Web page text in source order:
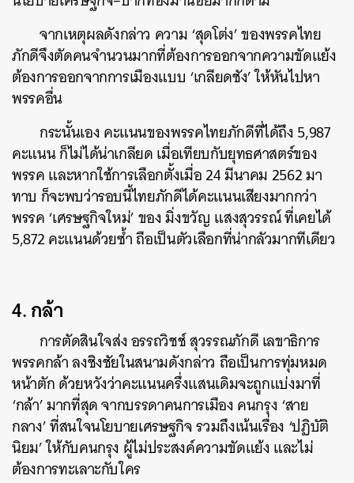
จากเหตุผลดังกล่าว ความ‘สุดโต่ง’ของพรรคไทย
ภักดีจึงตัดคนจำนวนมากที่ต้องการออกจากความขัดแย้ง
ต้องการออกจากการเมืองแบบ ‘เกลียดชัง’ให้หันไปหา
พรรคอื่น
กระนั้นเอง คะแนนของพรรคไทยภักดีที่ได้ถึง5,987
คะแนน ก็ไม่ได้น่าเกลียด เมื่อเทียบกับยุทธศาสตร์ของ
พรรค และหากใช้การเลือกตั้งเมื่อ24มีนาคม 2562มา
ทาบ ก็จะพบว่ารอบนี้ไทยภักดีได้คะแนนเสียงมากกว่า
พรรค‘เศรษฐกิจใหม่’ของ มิ่งขวัญ แสงสุวรรณ์ ที่เคยได้
5,872คะแนนด้วยซ้ำ ถือเป็นตัวเลือกที่น่ากลัวมากทีเดียว
4. กล้า
การตัดสินใจส่ง อรรถวิชช์ สุวรรณภักดี เลขาธิการ
พรรคกล้า ลงชิงชัยในสนามดังกล่าว ถือเป็นการทุ่มหมด
หน้าตัก ด้วยหวังว่าคะแนนครึ่งแสนเดิมจะถูกแบ่งมาที่
‘กล้า’มากที่สุด จากบรรดาคนการเมือง คนกรุง‘สาย
กลาง’ที่สนใจนโยบายเศรษฐกิจ รวมถึงเน้นเรื่อง ‘ปฏิบัติ
นิยม’ให้กับคนกรุง ผู้ไม่ประสงค์ความขัดแย้ง และไม่
ต้องการทะเลาะกับใคร
SHARE TWEET LINE EMAIL